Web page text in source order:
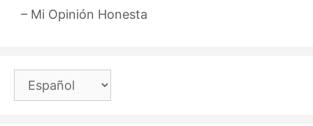
– Mi Opinión Honesta